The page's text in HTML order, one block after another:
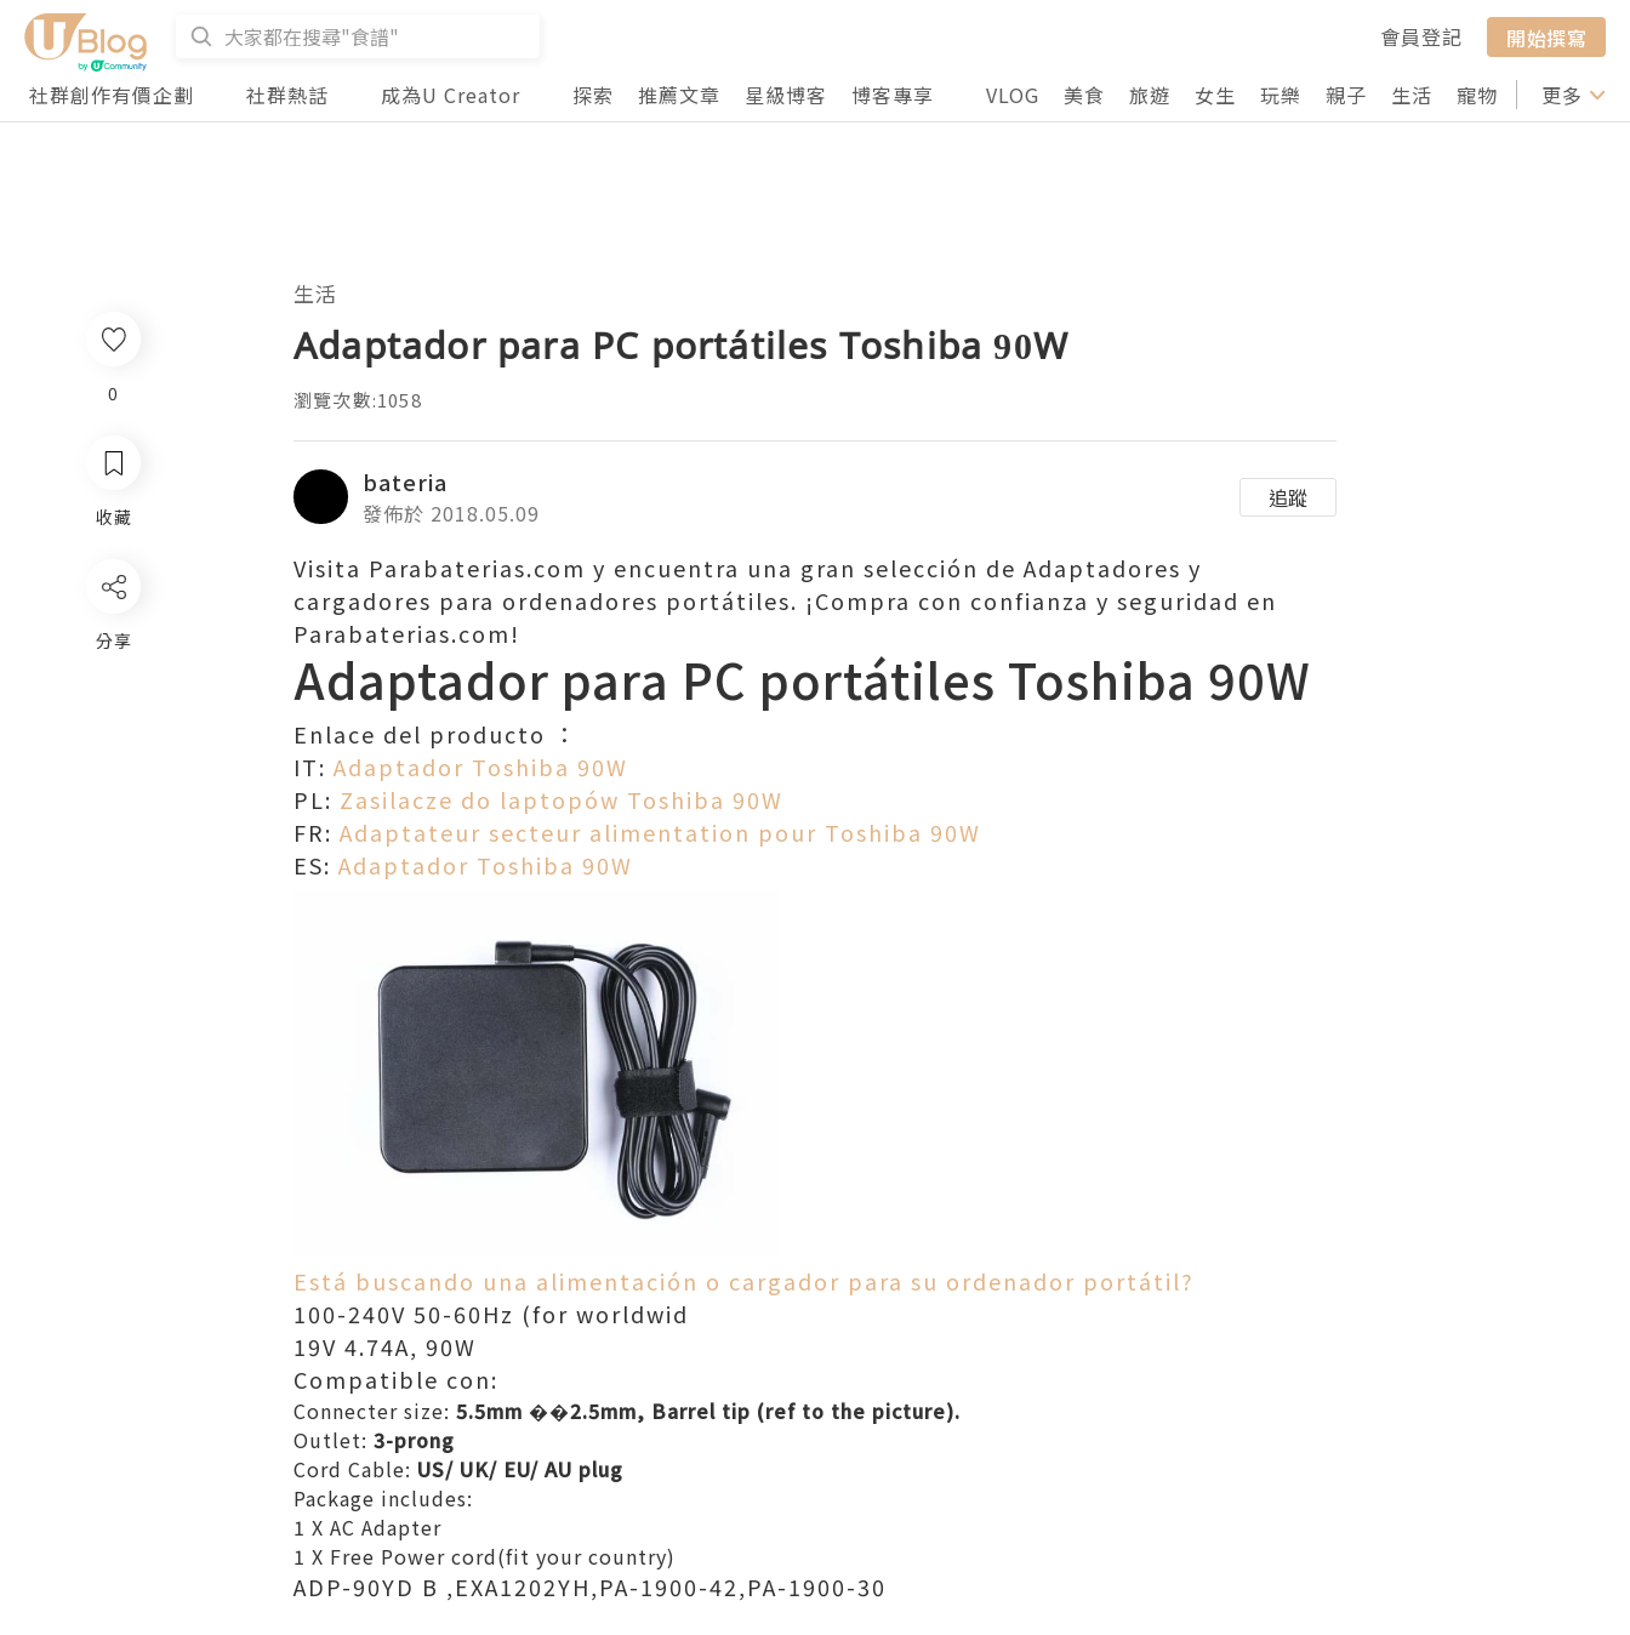
會員登記
開始撰寫
社群創作有價企劃
社群熱話 成為U Creator 探索 推薦文章 星級博客 博客專享 VLOG 美食 旅遊 女生 玩樂 親子 生活 寵物 行山 打卡
更多
0
收藏
分享
生活
Adaptador para PC portátiles Toshiba 90W
瀏覽次數:1058
bateria
發佈於 2018.05.09
追蹤
Visita Parabaterias.com y encuentra una gran selección de Adaptadores y
cargadores para ordenadores portátiles. ¡Compra con confianza y seguridad en
Parabaterias.com!
Adaptador para PC portátiles Toshiba 90W
Enlace del producto ：
IT: Adaptador Toshiba 90W
PL: Zasilacze do laptopów Toshiba 90W
FR: Adaptateur secteur alimentation pour Toshiba 90W
ES: Adaptador Toshiba 90W
Está buscando una alimentación o cargador para su ordenador portátil?
100-240V 50-60Hz (for worldwid
19V 4.74A, 90W
Compatible con:
Connecter size: 5.5mm ��2.5mm, Barrel tip (ref to the picture).
Outlet: 3-prong
Cord Cable: US/ UK/ EU/ AU plug
Package includes:
1 X AC Adapter
1 X Free Power cord(fit your country)
ADP-90YD B ,EXA1202YH,PA-1900-42,PA-1900-30